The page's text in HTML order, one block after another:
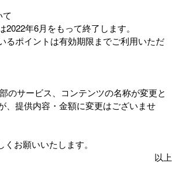
年6月をもって終了します。
るポイントは有効期限までご利用いただ
のサービス、コンテンツの名称が変更と
、提供内容・金額に変更はございませ
お願いいたします。
以上